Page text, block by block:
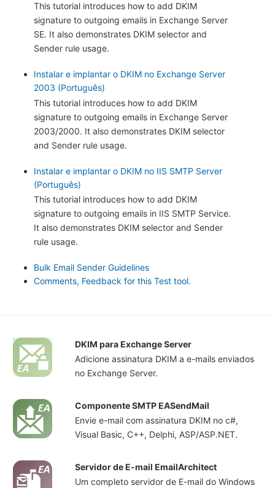
This tutorial introduces how to add DKIM
signature to outgoing emails in Exchange Server
SE. It also demonstrates DKIM selector and
Sender rule usage.
Instalar e implantar o DKIM no Exchange Server
2003 (Português)
This tutorial introduces how to add DKIM
signature to outgoing emails in Exchange Server
2003/2000. It also demonstrates DKIM selector
and Sender rule usage.
Instalar e implantar o DKIM no IIS SMTP Server
(Português)
This tutorial introduces how to add DKIM
signature to outgoing emails in IIS SMTP Service.
It also demonstrates DKIM selector and Sender
rule usage.
Bulk Email Sender Guidelines
Comments, Feedback for this Test tool.
DKIM para Exchange Server
Adicione assinatura DKIM a e-mails enviados
no Exchange Server.
Componente SMTP EASendMail
Envie e-mail com assinatura DKIM no c#,
Visual Basic, C++, Delphi, ASP/ASP.NET.
Servidor de E-mail EmailArchitect
Um completo servidor de E-mail do Windows